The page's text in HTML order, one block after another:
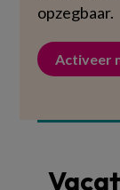
opzegbaar.
Activeer